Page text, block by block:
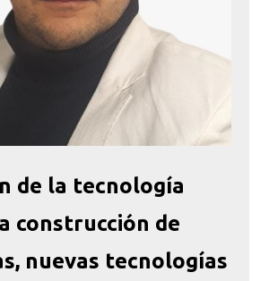
de la tecnología
construcción de
nuevas tecnologías